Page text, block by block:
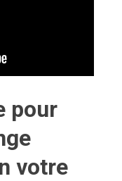
pour
votre